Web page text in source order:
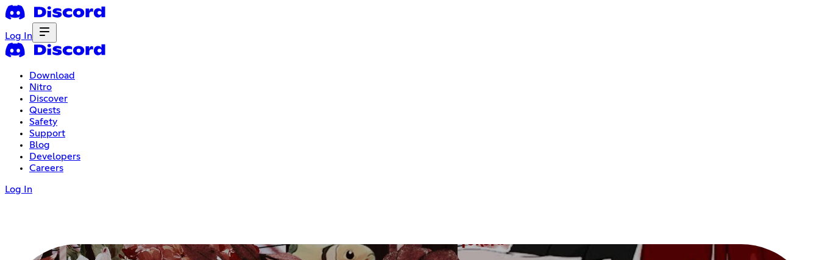
Log In
Download
Nitro
Discover
Quests
Safety
Support
Blog
Developers
Careers
Log In